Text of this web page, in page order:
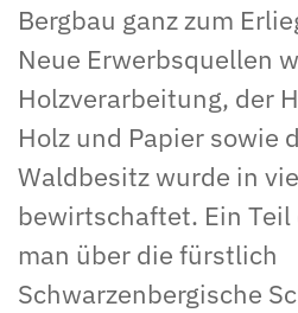
Bergbau ganz zum
Neue Erwerbsquellen
Holzverarbeitung, der
Holz und Papier sowie
Waldbesitz wurde in
bewirtschaftet. Ein
man über die fürstlich
Schwarzenbergische